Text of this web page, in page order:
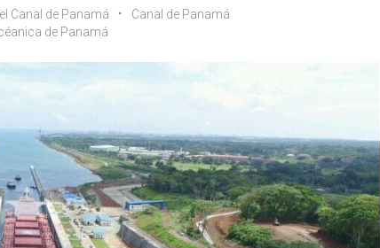
Canal de Panamá
Canal de Panamá
de Panamá